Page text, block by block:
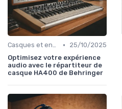
Casques et enceintes de monitoring •
25/10/2025
Optimisez votre expérience
audio avec le répartiteur de
casque HA400 de Behringer